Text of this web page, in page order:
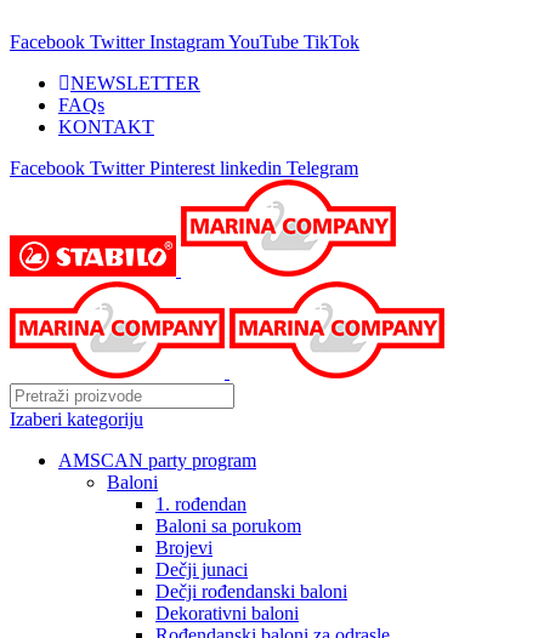
Facebook Twitter InstagramYouTube TikTok
NEWSLETTER
FAQs
KONTAKT
Facebook Twitter Pinterest linkedin Telegram
Izaberi kategoriju
AMSCAN party program
Baloni
1. rođendan
Baloni sa porukom
Brojevi
Dečji junaci
Dečji rođendanski baloni
Dekorativni baloni